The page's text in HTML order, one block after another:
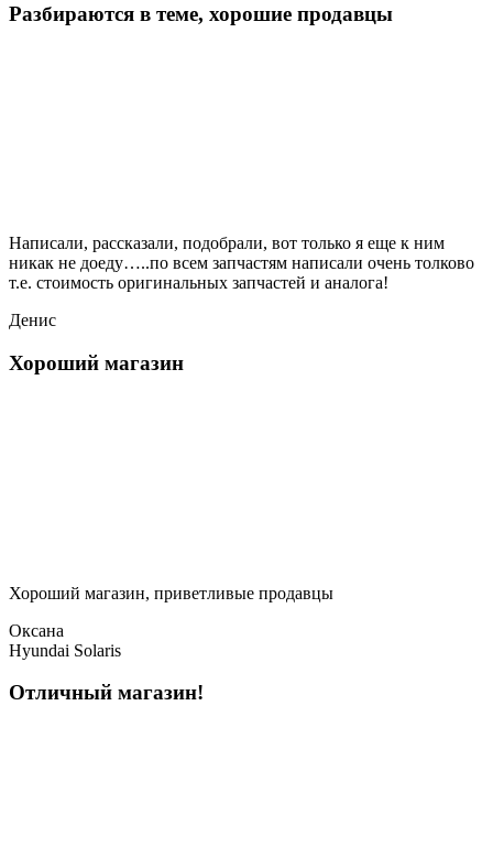
Разбираются в теме, хорошие продавцы
Написали, рассказали, подобрали, вот только я еще к ним
никак не доеду…..по всем запчастям написали очень толково
т.е. стоимость оригинальных запчастей и аналога!
Денис
Хороший магазин
Хороший магазин, приветливые продавцы
Оксана
Hyundai Solaris
Отличный магазин!